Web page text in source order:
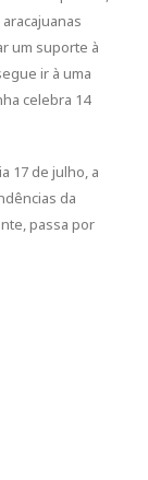
um suporte à
ir à uma
celebra 14
17 de julho, a
da
passa por